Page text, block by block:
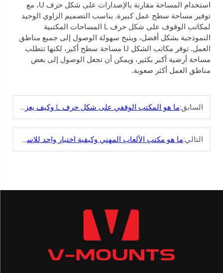
استخدام المساحة مقارنة بالإصدارات على شكل حرف U، مع
توفير مساحة سطح عمل كبيرة. يناسب التصميم الزاوي الوحيد
لمكاتب الوقوف على شكل حرف L المساحات المكتبية
النموذجية بشكل أفضل، ويتيح سهولة الوصول إلى جميع مناطق
العمل. توفر مكاتب الشكل U مساحة سطح أكبر، لكنها تتطلب
مساحة أرضية أكبر بكثير، ويمكن أن تجعل الوصول إلى بعض
مناطق العمل أكثر صعوبة.
السابق:ما هو المكتب الوقفي على شكل حرف L وكيف يعزز الكفاءة؟
التالي:ما هو مكتب الألعاب المهني وكيفية اختيار واحد للاستخدام التجاري؟